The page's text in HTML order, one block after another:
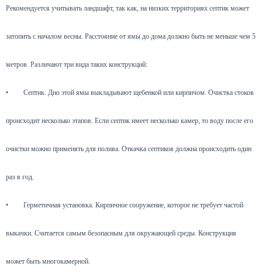
Рекомендуется учитывать ландшафт, так как, на низких территориях септик может
затопить с началом весны. Расстояние от ямы до дома должно быть не меньше чем 5
метров. Различают три вида таких конструкций:
• Септик. Дно этой ямы выкладывают щебенкой или кирпичом. Очистка стоков
происходит несколько этапов. Если септик имеет несколько камер, то воду после его
очистки можно применять для полива. Откачка септиков должна происходить один
раз в год.
• Герметичная установка. Кирпичное сооружение, которое не требует частой
выкачки. Считается самым безопасным для окружающей среды. Конструкция
может быть многокамерной.